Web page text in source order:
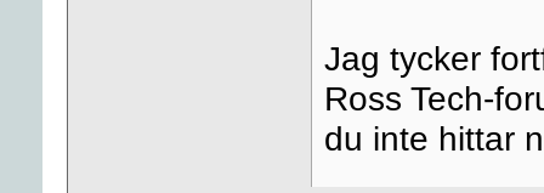
Jag tycker
Ross Tech-
du inte hittar